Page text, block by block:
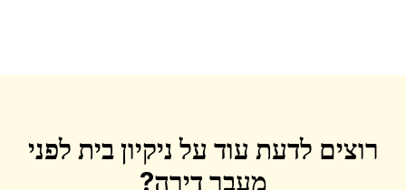
רוצים לדעת עוד על ניקיון בית לפני
מעבר דירה?